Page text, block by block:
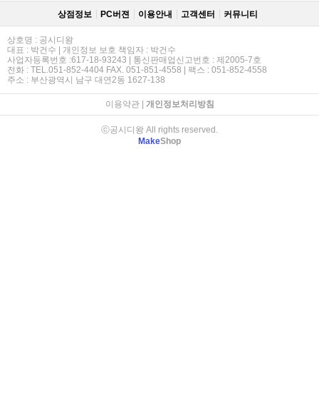
상점정보 PC버젼 이용안내 고객센터 커뮤니티
상호명 : 공시디왕
대표 : 박건수 | 개인정보 보호 책임자 : 박건수
사업자등록번호 :617-18-93243 | 통신판매업신고번호 : 제2005-7호
전화 : TEL.051-852-4404 FAX. 051-851-4558 | 팩스 : 051-852-4558
주소 : 부산광역시 남구 대연2동 1627-138
이용약관| 개인정보처리방침
ⓒ공시디왕 All rights reserved.
MakeShop